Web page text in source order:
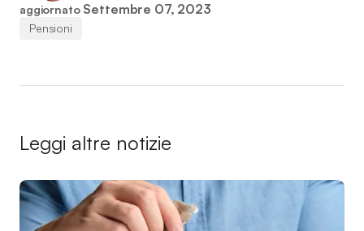
aggiornato Settembre 07, 2023
Pensioni
Leggi altre notizie